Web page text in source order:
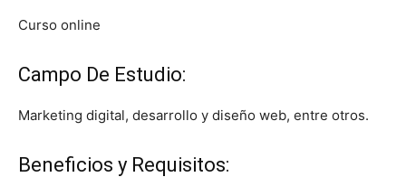
Curso online
Campo De Estudio:
Marketing digital, desarrollo y diseño web, entre otros.
Beneficios y Requisitos: